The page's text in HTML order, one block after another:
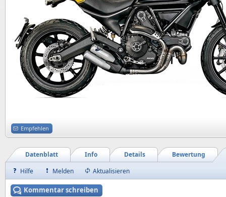
Empfehlen
Bewertung
Details
Info
Datenblatt
Hilfe
Melden Aktualisieren
Kommentar schreiben